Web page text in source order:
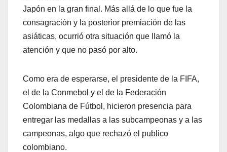
Japón en la gran final. Más allá de lo que fue la
consagración y la posterior premiación de las
asiáticas, ocurrió otra situación que llamó la
atención y que no pasó por alto.
Como era de esperarse, el presidente de la FIFA,
el de la Conmebol y el de la Federación
Colombiana de Fútbol, hicieron presencia para
entregar las medallas a las subcampeonas y a las
campeonas, algo que rechazó el publico
colombiano.